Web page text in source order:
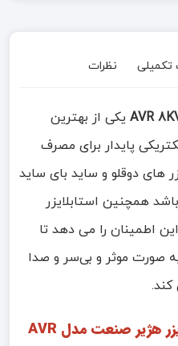
نظرات
AVR یکی از بهترین
پایدار برای مصرف
های دوقلو و ساید بای ساید
همچنین استابلایزر
این اطمینان را می دهد تا
صورت موثر و بی‌سر و صدا
کند.
ویژگی های حفاظتی استابلایزر هژیر صنعت مدل AVR